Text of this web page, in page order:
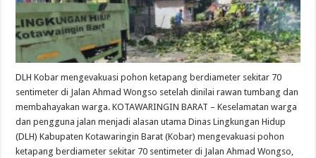
DLH Kobar mengevakuasi pohon ketapang berdiameter sekitar 70
sentimeter di Jalan Ahmad Wongso setelah dinilai rawan tumbang dan
membahayakan warga. KOTAWARINGIN BARAT – Keselamatan warga
dan pengguna jalan menjadi alasan utama Dinas Lingkungan Hidup
(DLH) Kabupaten Kotawaringin Barat (Kobar) mengevakuasi pohon
ketapang berdiameter sekitar 70 sentimeter di Jalan Ahmad Wongso,